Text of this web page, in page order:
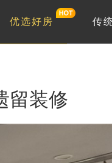
优选好房 传
留装修